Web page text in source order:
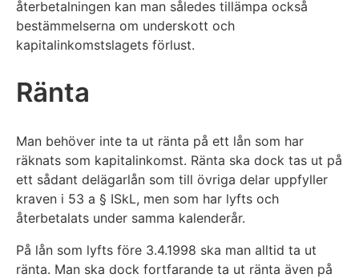
återbetalningen kan man således tillämpa också
bestämmelserna om underskott och
kapitalinkomstslagets förlust.
Ränta
Man behöver inte ta ut ränta på ett lån som har
räknats som kapitalinkomst. Ränta ska dock tas ut på
ett sådant delägarlån som till övriga delar uppfyller
kraven i 53 a § ISkL, men som har lyfts och
återbetalats under samma kalenderår.
På lån som lyfts före 3.4.1998 ska man alltid ta ut
ränta. Man ska dock fortfarande ta ut ränta även på